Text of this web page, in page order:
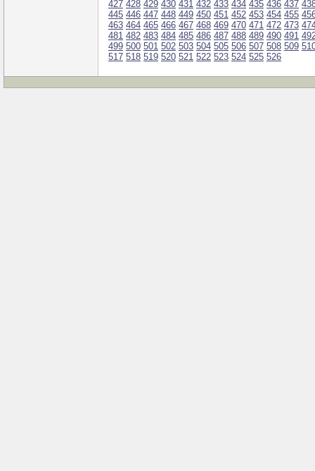
427 428 429 430 431 432 433 434 435 436 437
445 446 447 448 449 450 451 452 453 454 455
463 464 465 466 467 468 469 470 471 472 473
481 482 483 484 485 486 487 488 489 490 491
499 500 501 502 503 504 505 506 507 508 509
517 518 519 520 521 522 523 524 525 526